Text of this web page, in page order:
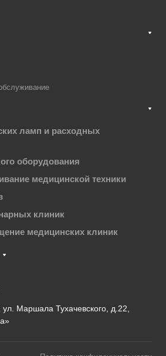
ламп и расходных
оборудования
медицинской техники
клиник
медицинских клиник
ул. Маршала Тухачевского, д.22,